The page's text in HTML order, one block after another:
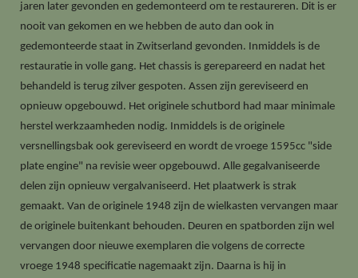
jaren later gevonden en gedemonteerd om te restaureren. Dit is er
nooit van gekomen en we hebben de auto dan ook in
gedemonteerde staat in Zwitserland gevonden. Inmiddels is de
restauratie in volle gang. Het chassis is gerepareerd en nadat het
behandeld is terug zilver gespoten. Assen zijn gereviseerd en
opnieuw opgebouwd. Het originele schutbord had maar minimale
herstel werkzaamheden nodig. Inmiddels is de originele
versnellingsbak ook gereviseerd en wordt de vroege 1595cc "side
plate engine" na revisie weer opgebouwd. Alle gegalvaniseerde
delen zijn opnieuw vergalvaniseerd. Het plaatwerk is strak
gemaakt. Van de originele 1948 zijn de wielkasten vervangen maar
de originele buitenkant behouden. Deuren en spatborden zijn wel
vervangen door nieuwe exemplaren die volgens de correcte
vroege 1948 specificatie nagemaakt zijn. Daarna is hij in